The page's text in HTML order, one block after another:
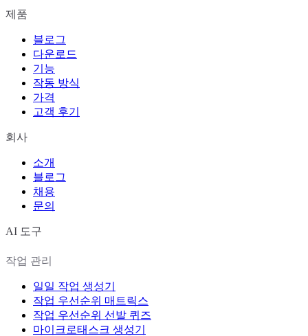
제품
블로그
다운로드
기능
작동 방식
가격
고객 후기
회사
소개
블로그
채용
문의
AI 도구
작업 관리
일일 작업 생성기
작업 우선순위 매트릭스
작업 우선순위 선발 퀴즈
마이크로태스크 생성기